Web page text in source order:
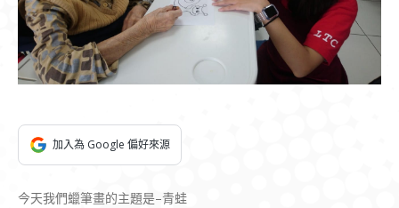
加入為 Google 偏好來源
今天我們蠟筆畫的主題是–青蛙